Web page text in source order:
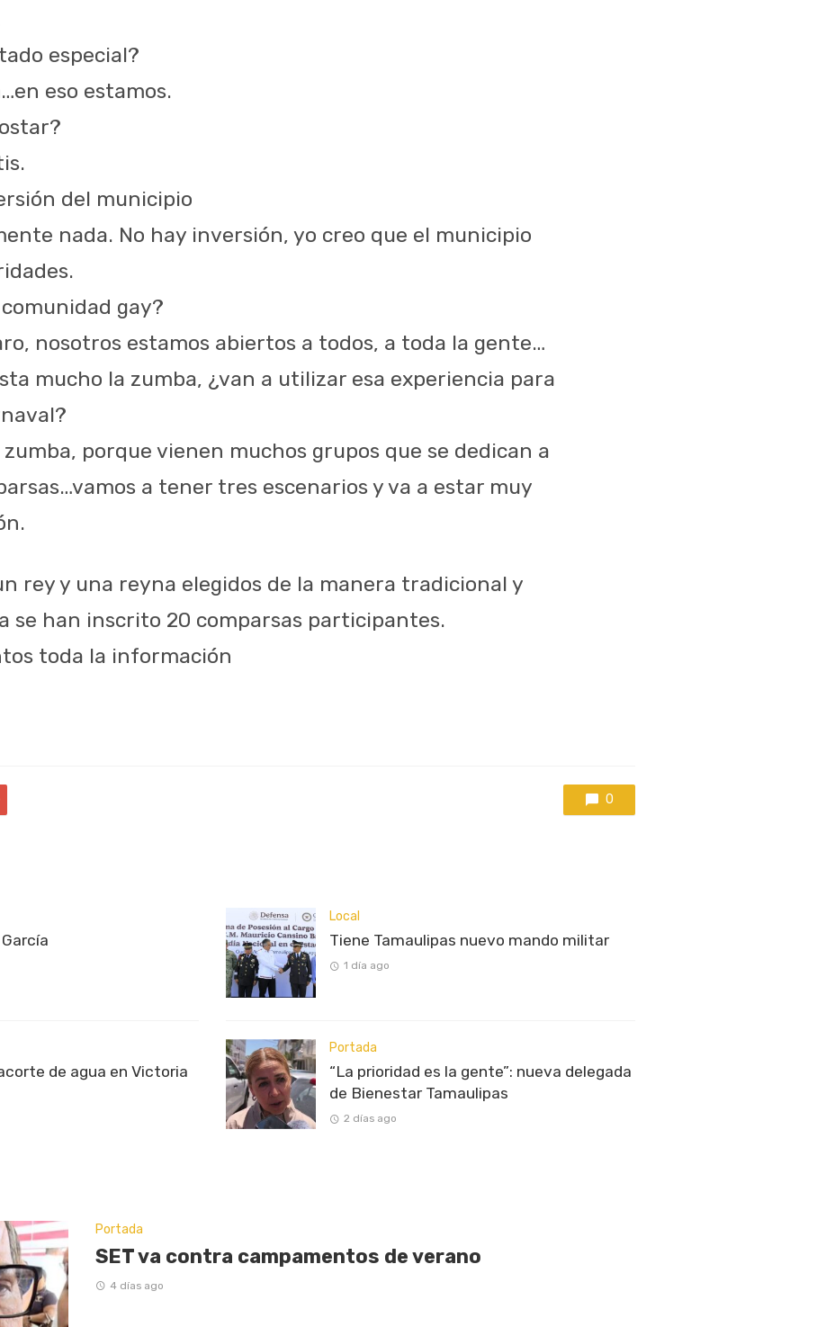
especial?
eso estamos.
del municipio
nada. No hay inversión, yo creo que el municipio
gay?
nosotros estamos abiertos a todos, a toda la gente…
mucho la zumba, ¿van a utilizar esa experiencia para
porque vienen muchos grupos que se dedican a
a tener tres escenarios y va a estar muy
rey y una reyna elegidos de la manera tradicional y
se han inscrito 20 comparsas participantes.
toda la información
0
de agua en Victoria
Local
Tiene Tamaulipas nuevo mando militar
1 día ago
Portada
“La prioridad es la gente”: nueva delegada
de Bienestar Tamaulipas
2 días ago
Portada
SET va contra campamentos de verano
4 días ago